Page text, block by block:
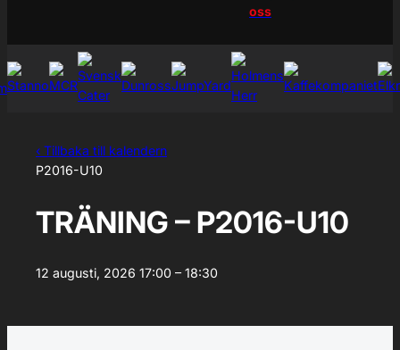
oss
‹ Tillbaka till kalendern
P2016-U10
TRÄNING – P2016-U10
12 augusti, 2026 17:00 – 18:30